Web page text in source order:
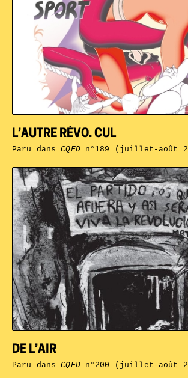
DE L’AIR
Paru dansCQFDn°200 (juillet-août
L’AUTRE RÉVO. CUL
Paru dansCQFDn°189 (juillet-août